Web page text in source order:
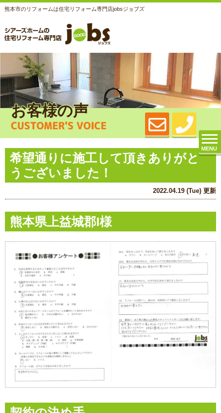
熊本市のリフォームは住宅リフォーム専門店jobsジョブズ
MENU
お客様の声
CUSTOMER'S VOICE
希望通りに施工して頂きありがと
うございました！
2022.04.19 (Tue) 更新
熊本県上益城郡I様